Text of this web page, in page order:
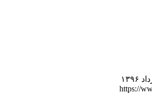
https://